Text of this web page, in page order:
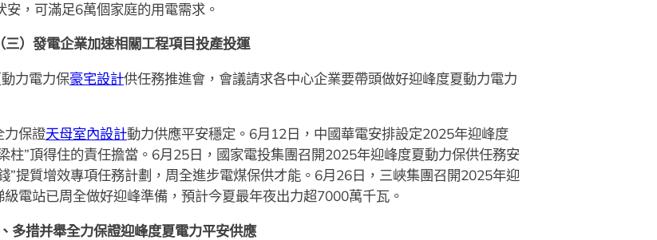
，可滿足6萬個家庭的用電需求。
（三）發電企業加速相關工程項目投產投運
力電力保豪宅設計供任務推進會，會議請求各中心企業要帶頭做好迎峰度夏動力電力
力保證天母室內設計動力供應平安穩定。6月12日，中國華電安排設定2025年迎峰度
柱”頂得住的責任擔當。6月25日，國家電投集團召開2025年迎峰度夏動力保供任務安
”提質增效專項任務計劃，周全進步電煤保供才能。6月26日，三峽集團召開2025年迎
電站已周全做好迎峰準備，預計今夏最年夜出力超7000萬千瓦。
多措并舉全力保證迎峰度夏電力平安供應